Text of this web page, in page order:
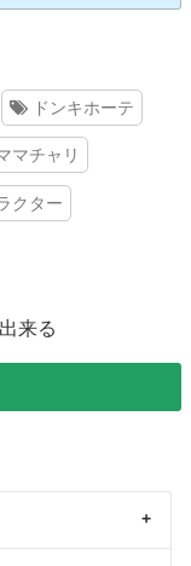
ドンキホーテ
マチャリ
クター
来る